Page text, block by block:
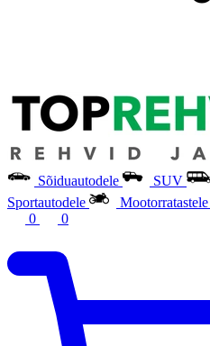
Sõiduautodele SUV
Sportautodele
Mootorratastele
0
0